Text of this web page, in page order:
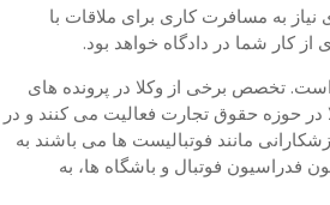
نیاز به مسافرت کاری برای ملاقات با
کار شما در دادگاه خواهد بود.
تخصص برخی از وکلا در پرونده های
حوزه حقوق تجارت فعالیت می کنند و در
مانند فوتبالیست ها می باشند به
فدراسیون فوتبال و باشگاه ها، به